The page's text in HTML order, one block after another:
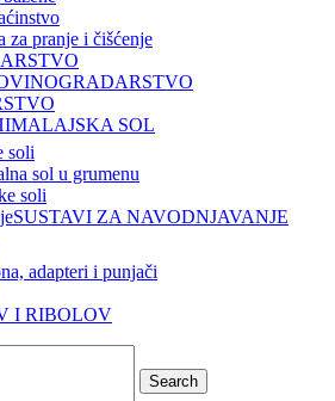
za pranje i čišćenje
VINOGRADARSTVO
SOL
soli
sol u grumenu
soli
SUSTAVI ZA NAVODNJAVANJE
adapteri i punjači
I RIBOLOV
Search